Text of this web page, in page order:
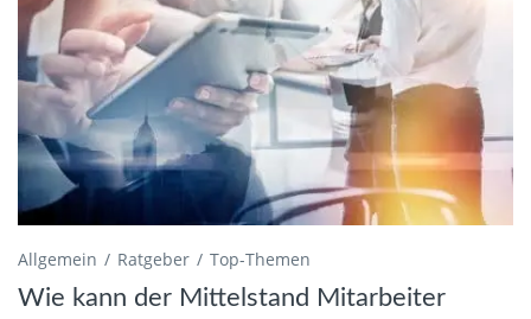
Allgemein Ratgeber Top-Themen
Wie kann der Mittelstand Mitarbeiter